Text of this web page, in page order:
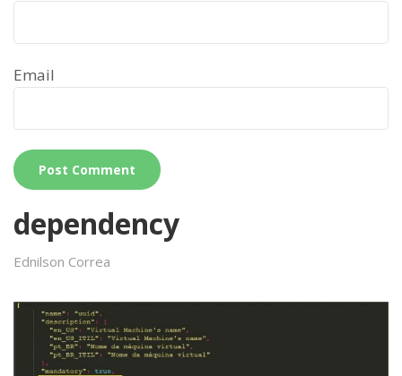
Email
dependency
Ednilson Correa